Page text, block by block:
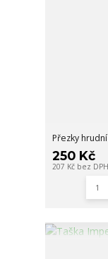
Přezky
250 Kč
207 Kč bez DPH